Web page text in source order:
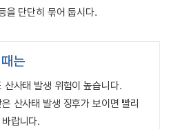
을 단단히 묶어 둡시다.
는
산사태 발생 위험이 높습니다.
산사태 발생 징후가 보이면 빨리
랍니다.